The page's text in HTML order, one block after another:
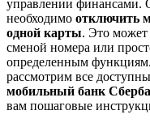
управлении финансами.
необходимо отключить
одной карты. Это может
сменой номера или
определенным
рассмотрим все
мобильный банк
вам пошаговые